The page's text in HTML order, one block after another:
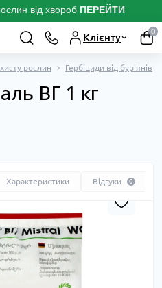
від хвороб ПЕРЕЙТИ
Клієнту
0
рослин Гербіциди від бур'янів
ВГ 1 кг
Характеристики Відгуки 0